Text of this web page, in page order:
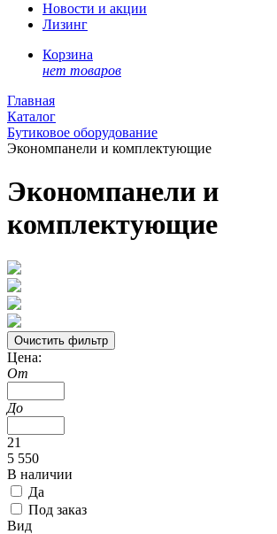
Новости и акции
Лизинг
Корзина
нет товаров
Главная
Каталог
Бутиковое оборудование
Экономпанели и комплектующие
Экономпанели и
комплектующие
Цена:
От
До
21
5 550
В наличии
Да
Под заказ
Вид